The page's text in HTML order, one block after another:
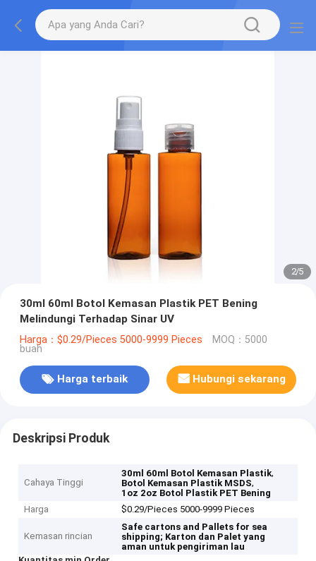
2/5
30ml 60ml Botol Kemasan Plastik PET Bening
Melindungi Terhadap Sinar UV
Harga：$0.29/Pieces 5000-9999 Pieces MOQ：5000
buah
Harga terbaik Hubungi sekarang
Deskripsi Produk
Cahaya Tinggi
30ml 60ml Botol Kemasan Plastik,
Botol Kemasan Plastik MSDS,
1oz 2oz Botol Plastik PET Bening
Harga
$0.29/Pieces 5000-9999 Pieces
Kemasan rincian
Safe cartons and Pallets for sea
shipping; Karton dan Palet yang
aman untuk pengiriman lau